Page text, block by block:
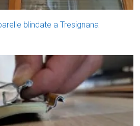
blindate a Tresignana